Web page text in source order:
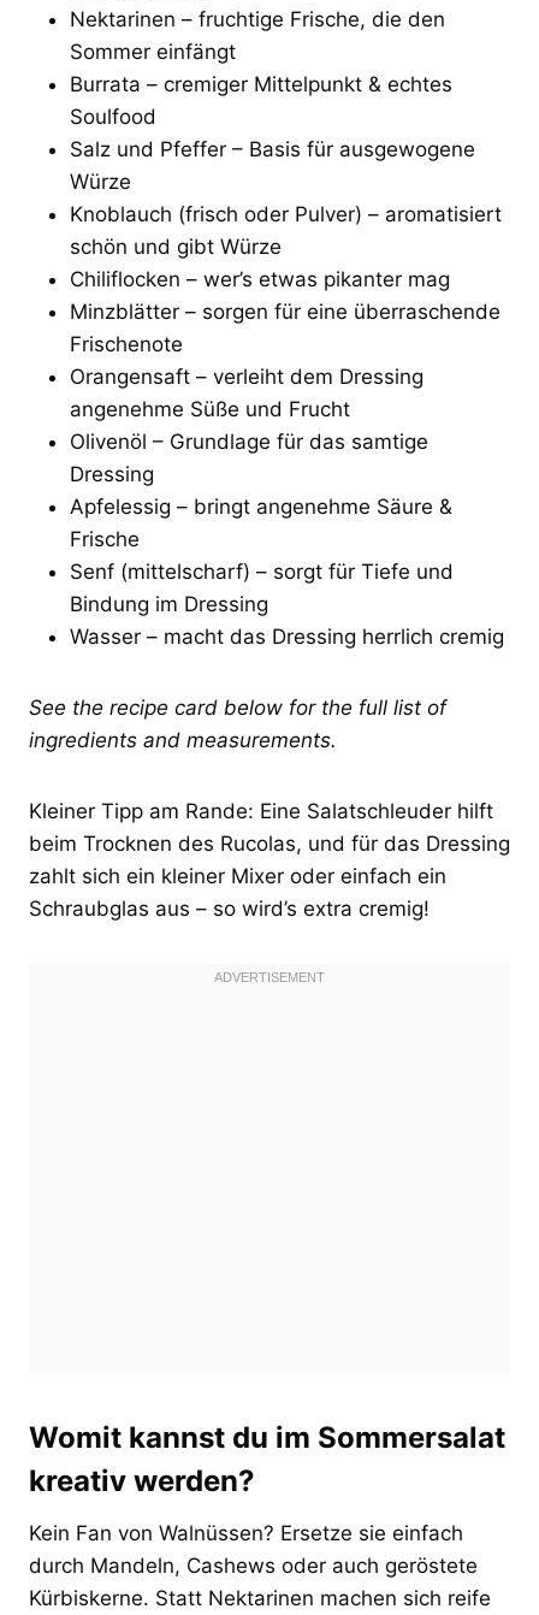
Nektarinen – fruchtige Frische, die den
Sommer einfängt
Burrata – cremiger Mittelpunkt & echtes
Soulfood
Salz und Pfeffer – Basis für ausgewogene
Würze
Knoblauch (frisch oder Pulver) – aromatisiert
schön und gibt Würze
Chiliflocken – wer’s etwas pikanter mag
Minzblätter – sorgen für eine überraschende
Frischenote
Orangensaft – verleiht dem Dressing
angenehme Süße und Frucht
Olivenöl – Grundlage für das samtige
Dressing
Apfelessig – bringt angenehme Säure &
Frische
Senf (mittelscharf) – sorgt für Tiefe und
Bindung im Dressing
Wasser – macht das Dressing herrlich cremig
See the recipe card below for the full list of
ingredients and measurements.
Kleiner Tipp am Rande: Eine Salatschleuder hilft
beim Trocknen des Rucolas, und für das Dressing
zahlt sich ein kleiner Mixer oder einfach ein
Schraubglas aus – so wird’s extra cremig!
Womit kannst du im Sommersalat
kreativ werden?
Kein Fan von Walnüssen? Ersetze sie einfach
durch Mandeln, Cashews oder auch geröstete
Kürbiskerne. Statt Nektarinen machen sich reife